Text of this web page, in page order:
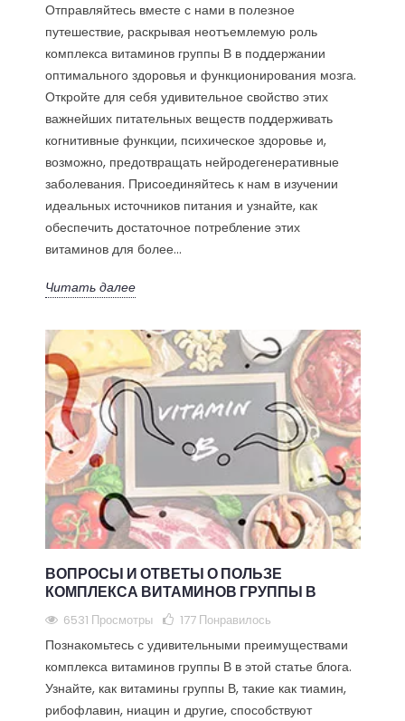
Отправляйтесь вместе с нами в полезное
путешествие, раскрывая неотъемлемую роль
комплекса витаминов группы В в поддержании
оптимального здоровья и функционирования мозга.
Откройте для себя удивительное свойство этих
важнейших питательных веществ поддерживать
когнитивные функции, психическое здоровье и,
возможно, предотвращать нейродегенеративные
заболевания. Присоединяйтесь к нам в изучении
идеальных источников питания и узнайте, как
обеспечить достаточное потребление этих
витаминов для более...
Читать далее
ВОПРОСЫ И ОТВЕТЫ О ПОЛЬЗЕ
КОМПЛЕКСА ВИТАМИНОВ ГРУППЫ В
6531 Просмотры 177 Понравилось
Познакомьтесь с удивительными преимуществами
комплекса витаминов группы В в этой статье блога.
Узнайте, как витамины группы В, такие как тиамин,
рибофлавин, ниацин и другие, способствуют